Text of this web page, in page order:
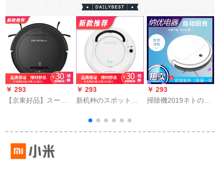
￥ 293
【京東好品】スーパ
￥ 293
新机种のスポットラ
ップを吸い込む一体
机です。
￥ 293
掃除機2019ネトの赤
ットボックスの知覚